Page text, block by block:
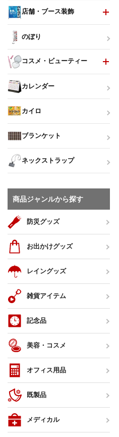
店舗・ブース装飾
のぼり
コスメ・ビューティー
カレンダー
カイロ
ブランケット
ネックストラップ
商品ジャンルから探す
防災グッズ
お出かけグッズ
レイングッズ
雑貨アイテム
記念品
美容・コスメ
オフィス用品
既製品
メディカル